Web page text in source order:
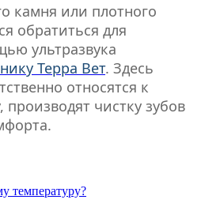
камня или плотного
обратиться для
ультразвука
Терра Вет. Здесь
относятся к
чистку зубов